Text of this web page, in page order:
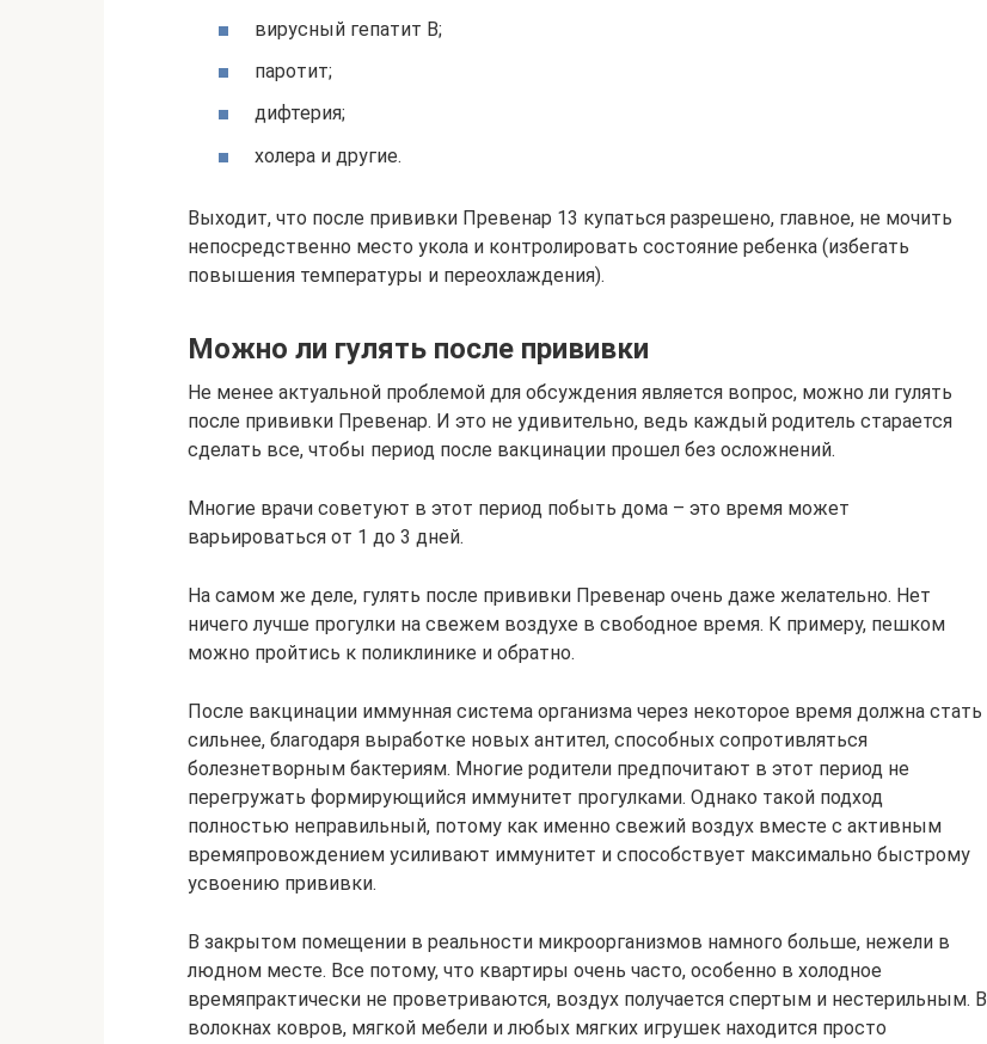
вирусный гепатит В;
паротит;
дифтерия;
холера и другие.
Выходит, что после прививки Превенар 13 купаться разрешено, главное, не мочить
непосредственно место укола и контролировать состояние ребенка (избегать
повышения температуры и переохлаждения).
Можно ли гулять после прививки
Не менее актуальной проблемой для обсуждения является вопрос, можно ли гулять
после прививки Превенар. И это не удивительно, ведь каждый родитель старается
сделать все, чтобы период после вакцинации прошел без осложнений.
Многие врачи советуют в этот период побыть дома – это время может
варьироваться от 1 до 3 дней.
На самом же деле, гулять после прививки Превенар очень даже желательно. Нет
ничего лучше прогулки на свежем воздухе в свободное время. К примеру, пешком
можно пройтись к поликлинике и обратно.
После вакцинации иммунная система организма через некоторое время должна стать
сильнее, благодаря выработке новых антител, способных сопротивляться
болезнетворным бактериям. Многие родители предпочитают в этот период не
перегружать формирующийся иммунитет прогулками. Однако такой подход
полностью неправильный, потому как именно свежий воздух вместе с активным
времяпровождением усиливают иммунитет и способствует максимально быстрому
усвоению прививки.
В закрытом помещении в реальности микроорганизмов намного больше, нежели в
людном месте. Все потому, что квартиры очень часто, особенно в холодное
времяпрактически не проветриваются, воздух получается спертым и нестерильным. В
волокнах ковров, мягкой мебели и любых мягких игрушек находится просто